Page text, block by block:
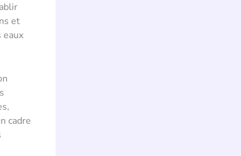
et
eaux
cadre